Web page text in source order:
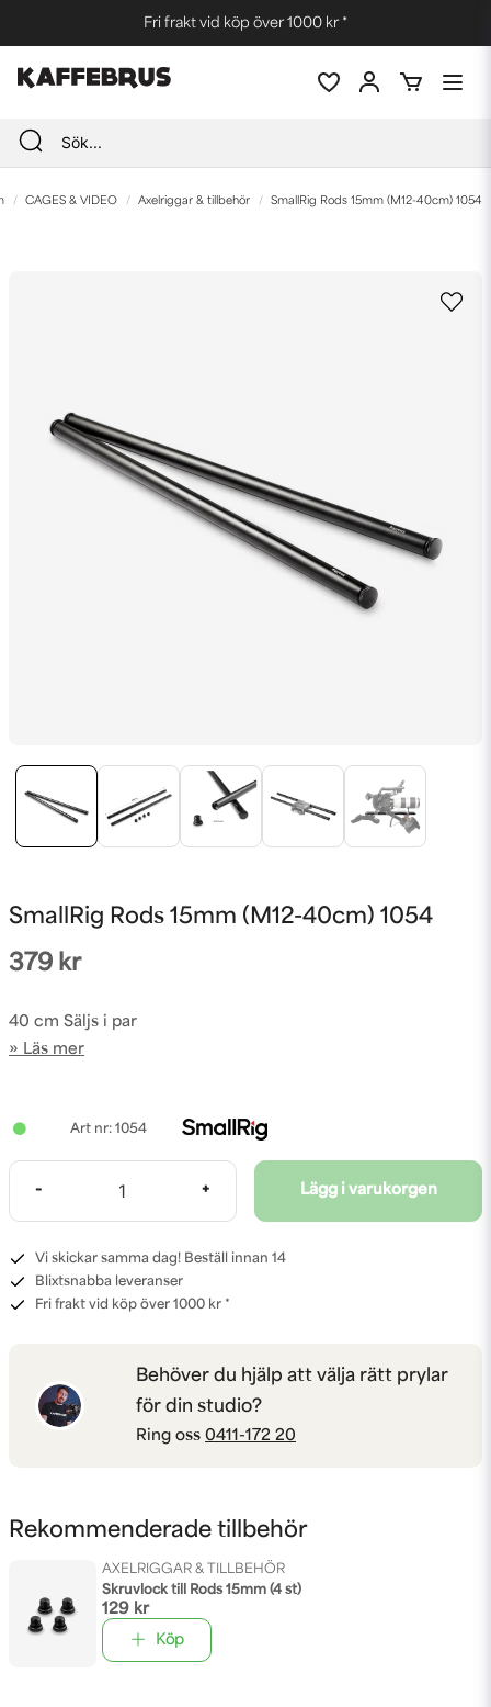
Fri frakt vid köp över 1000 kr *
CAGES & VIDEO Axelriggar & tillbehör SmallRig Rods 15mm (M12-40cm) 1054
SmallRig Rods 15mm (M12-40cm) 1054
379 kr
40 cm Säljs i par
Läs mer
1054
- + Lägg i varukorgen
Vi skickar samma dag! Beställ innan 14
Blixtsnabba leveranser
Fri frakt vid köp över 1000 kr *
Behöver du hjälp att välja rätt prylar
för din studio?
Ring oss 0411-172 20
Rekommenderade tillbehör
AXELRIGGAR & TILLBEHÖR
Skruvlock till Rods 15mm (4 st)
129 kr
Köp